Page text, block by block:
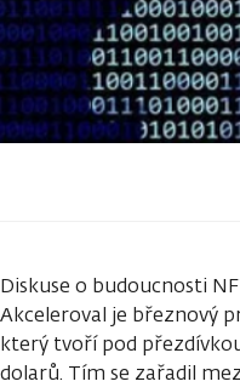
Diskuse o budoucnosti
Akceleroval je březnový
který tvoří pod
dolarů. Tím se zařadil